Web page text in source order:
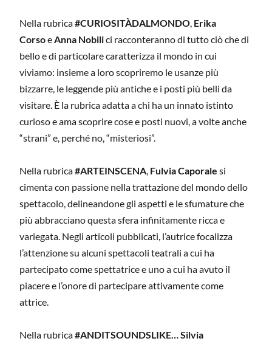
Nella rubrica#CURIOSITÀDALMONDO, Erika
CorsoeAnna Nobilici racconteranno di tutto ciò che di
bello e di particolare caratterizza il mondo in cui
viviamo: insieme a loro scopriremo le usanze più
bizzarre, le leggende più antiche e i posti più belli da
visitare. È la rubrica adatta a chi ha un innato istinto
curioso e ama scoprire cose e posti nuovi, a volte anche
“strani” e, perché no, “misteriosi”.
Nella rubrica#ARTEINSCENA, Fulvia Caporale si
cimenta con passione nella trattazione del mondo dello
spettacolo, delineandone gli aspetti e le sfumature che
più abbracciano questa sfera infinitamente ricca e
variegata. Negli articoli pubblicati, l’autrice focalizza
l’attenzione su alcuni spettacoli teatrali a cui ha
partecipato come spettatrice e uno a cui ha avuto il
piacere e l’onore di partecipare attivamente come
attrice.
Nella rubrica#ANDITSOUNDSLIKE… Silvia